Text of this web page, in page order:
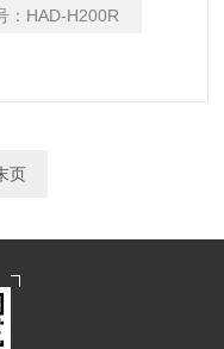
胶圆周的直径。旋转
减压阀作出调节。通
： HAD-H200R
页